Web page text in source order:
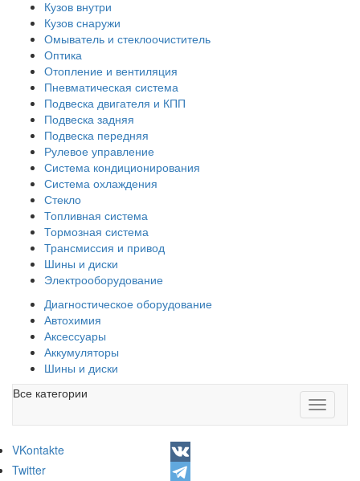
Кузов внутри
Кузов снаружи
Омыватель и стеклоочиститель
Оптика
Отопление и вентиляция
Пневматическая система
Подвеска двигателя и КПП
Подвеска задняя
Подвеска передняя
Рулевое управление
Система кондиционирования
Система охлаждения
Стекло
Топливная система
Тормозная система
Трансмиссия и привод
Шины и диски
Электрооборудование
Диагностическое оборудование
Автохимия
Аксессуары
Аккумуляторы
Шины и диски
Toggle
Все категории
VKontakte
Twitter